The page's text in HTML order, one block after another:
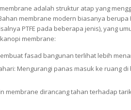
adalah struktur atap yang
membrane modern biasanya
PTFE pada beberapa jenis), yang
membrane:
fasad bangunan terlihat lebih
Mengurangi panas masuk ke ruang
membrane dirancang tahan terhadap